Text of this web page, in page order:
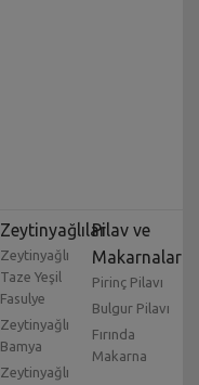
Zeytinyağlılar
Zeytinyağlı
Taze Yeşil
Fasulye
Zeytinyağlı
Bamya
Zeytinyağlı
Pilav ve
Makarnalar
Pirinç Pilavı
Bulgur Pilavı
Fırında
Makarna